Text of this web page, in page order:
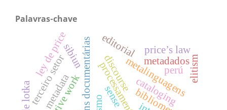
Palavras-chave
discoursecataloging
metalinguagens
metadados
editorial
sense
sibiun
metadata
terceiro setor
ley de price perú elitism
price’s law